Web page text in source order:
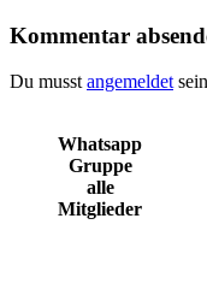
Kommentar
Du musst angemeldet
Whatsapp
Gruppe
alle
Mitglieder